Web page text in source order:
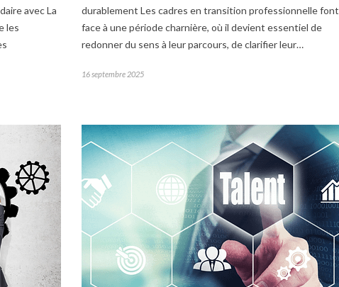
avec La
les
durablement Les cadres en transition professionnelle font
face à une période charnière, où il devient essentiel de
redonner du sens à leur parcours, de clarifier leur…
16 septembre 2025